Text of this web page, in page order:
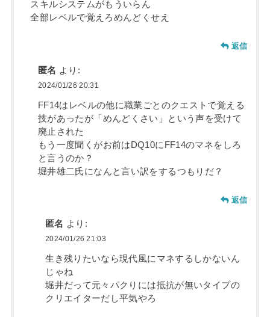
スキルシステムがもういらん
全部レベルで覚えろめんどくせえ
返信
匿名 より:
2024/01/26 20:31
FF14はレベルの他に職業ごとのクエストで覚える
技があったが「めんどくさい」という声を受けて
廃止された
もう一度聞くがお前はDQ10にFF14のマネをしろ
と言うのか？
堀井雄二氏になんと言い訳をするつもりだ？
返信
匿名 より:
2024/01/26 21:03
生き残りたいなら現代風にマネするしかないん
じゃね
堀井だって元々パクりには抵抗が無いタイプの
クリエイターだし平気やろ